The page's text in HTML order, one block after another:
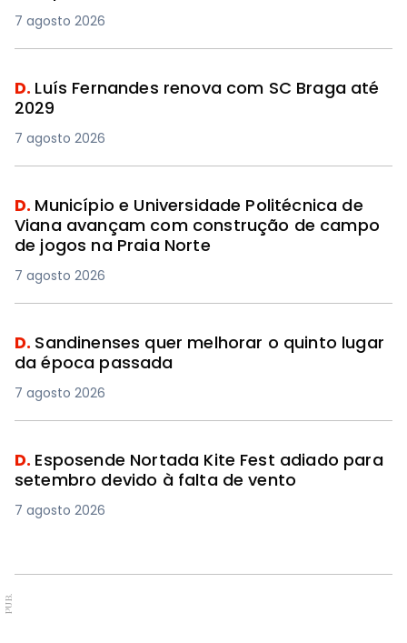
7 agosto 2026
D. Luís Fernandes renova com SC Braga até
2029
7 agosto 2026
D. Município e Universidade Politécnica de
Viana avançam com construção de campo
de jogos na Praia Norte
7 agosto 2026
D. Sandinenses quer melhorar o quinto lugar
da época passada
7 agosto 2026
D. Esposende Nortada Kite Fest adiado para
setembro devido à falta de vento
7 agosto 2026
PUB.